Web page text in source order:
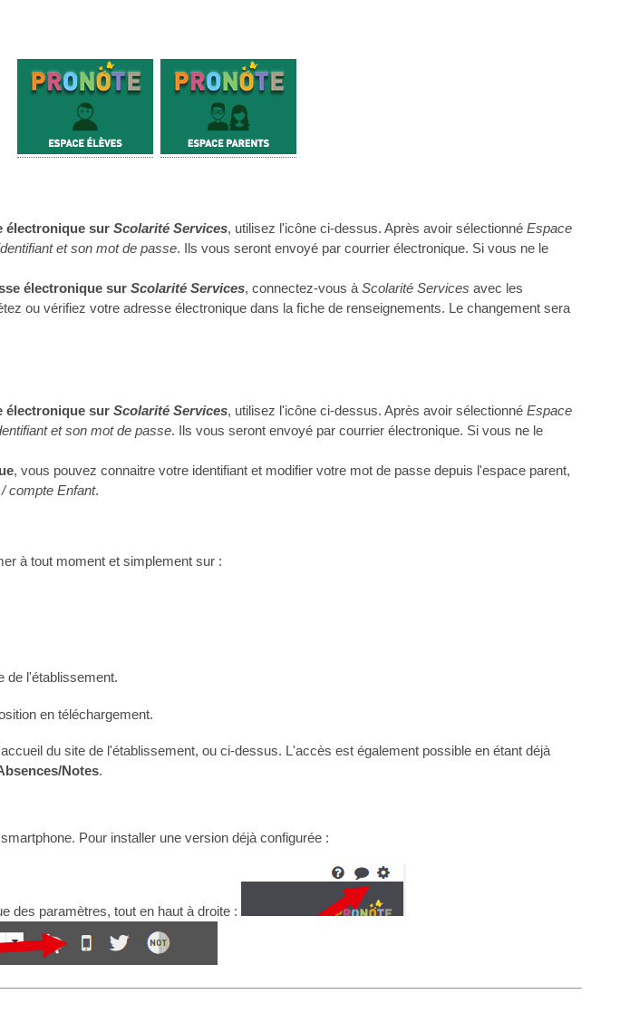
électronique sur Scolarité Services, utilisez l'icône ci-dessus. Après avoir sélectionné Espace
et son mot de passe. Ils vous seront envoyé par courrier électronique. Si vous ne le
électronique sur Scolarité Services, connectez-vous à Scolarité Services avec les
ou vérifiez votre adresse électronique dans la fiche de renseignements. Le changement sera
électronique sur Scolarité Services, utilisez l'icône ci-dessus. Après avoir sélectionné Espace
et son mot de passe. Ils vous seront envoyé par courrier électronique. Si vous ne le
, vous pouvez connaitre votre identifiant et modifier votre mot de passe depuis l'espace parent,
compte Enfant.
à tout moment et simplement sur :
de l'établissement.
en téléchargement.
du site de l'établissement, ou ci-dessus. L'accès est également possible en étant déjà
Notes.
Pour installer une version déjà configurée :
des paramètres, tout en haut à droite :